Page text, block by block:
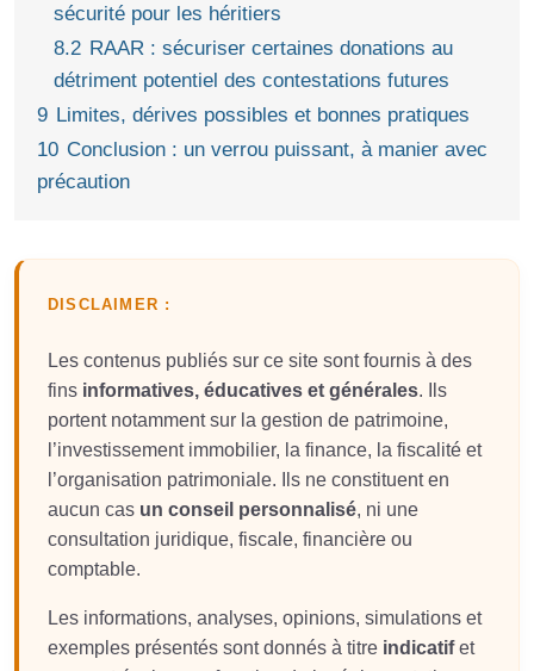
sécurité pour les héritiers
8.2 RAAR : sécuriser certaines donations au
détriment potentiel des contestations futures
9 Limites, dérives possibles et bonnes pratiques
10 Conclusion : un verrou puissant, à manier avec
précaution
DISCLAIMER :
Les contenus publiés sur ce site sont fournis à des
fins informatives, éducatives et générales. Ils
portent notamment sur la gestion de patrimoine,
l’investissement immobilier, la finance, la fiscalité et
l’organisation patrimoniale. Ils ne constituent en
aucun cas un conseil personnalisé, ni une
consultation juridique, fiscale, financière ou
comptable.
Les informations, analyses, opinions, simulations et
exemples présentés sont donnés à titre indicatifet